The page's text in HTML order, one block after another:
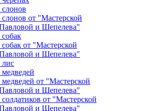
от "Мастерской
и Шепелева"
от "Мастерской
и Шепелева"
лис
от "Мастерской
и Шепелева"
от "Мастерской
и Шепелева"